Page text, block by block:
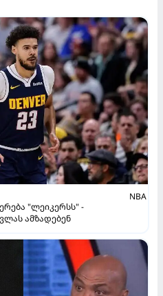
NBA
"ლეიკერსს" -
ამზადებენ